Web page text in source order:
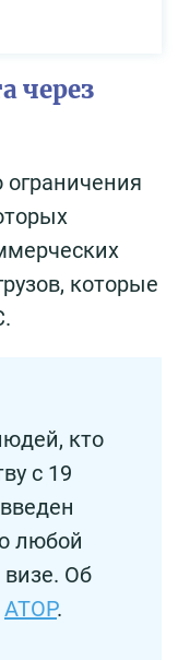
через
которые
кто
с 19
любой
Об
АТОР.